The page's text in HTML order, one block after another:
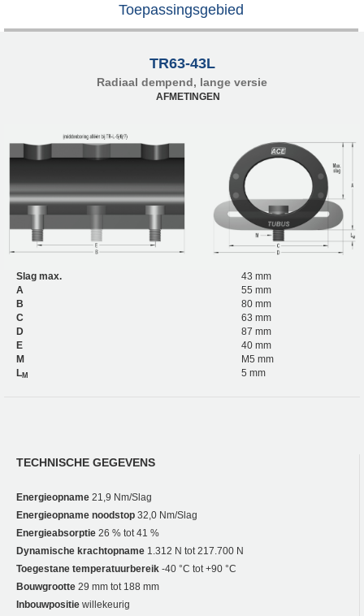
Toepassingsgebied
TR63-43L
Radiaal dempend, lange versie
AFMETINGEN
Slag max.
43 mm
A
55 mm
B
80 mm
C
63 mm
D
87 mm
E
40 mm
M
M5 mm
LM 5 mm
TECHNISCHE GEGEVENS
Energieopname 21,9 Nm/Slag
Energieopname noodstop 32,0 Nm/Slag
Energieabsorptie 26 % tot 41 %
Dynamische krachtopname 1.312 N tot 217.700 N
Toegestane temperatuurbereik -40 °C tot +90 °C
Bouwgrootte 29 mm tot 188 mm
Inbouwpositie willekeurig